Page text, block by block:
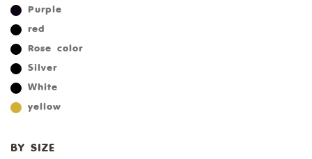
Purple
red
Rose color
Silver
White
yellow
BY SIZE